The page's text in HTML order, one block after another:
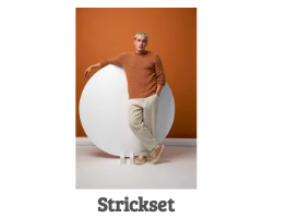
Strickset